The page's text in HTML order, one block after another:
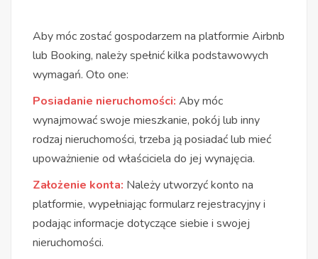
Aby móc zostać gospodarzem na platformie Airbnb
lub Booking, należy spełnić kilka podstawowych
wymagań. Oto one:
Posiadanie nieruchomości: Aby móc
wynajmować swoje mieszkanie, pokój lub inny
rodzaj nieruchomości, trzeba ją posiadać lub mieć
upoważnienie od właściciela do jej wynajęcia.
Założenie konta: Należy utworzyć konto na
platformie, wypełniając formularz rejestracyjny i
podając informacje dotyczące siebie i swojej
nieruchomości.